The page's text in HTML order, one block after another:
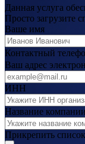
Данная услуга
Просто загрузите
Ваше имя
Контактный
Ваш адрес
ИНН
Название компании
Прикрепить